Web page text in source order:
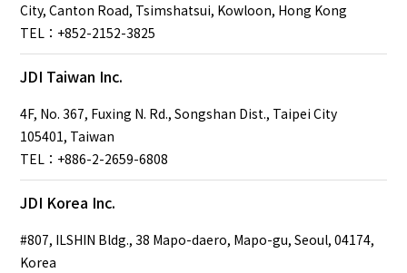
City, Canton Road, Tsimshatsui, Kowloon, Hong Kong
TEL：+852-2152-3825
JDI Taiwan Inc.
4F, No. 367, Fuxing N. Rd., Songshan Dist., Taipei City
105401, Taiwan
TEL：+886-2-2659-6808
JDI Korea Inc.
#807, ILSHIN Bldg., 38 Mapo-daero, Mapo-gu, Seoul, 04174,
Korea